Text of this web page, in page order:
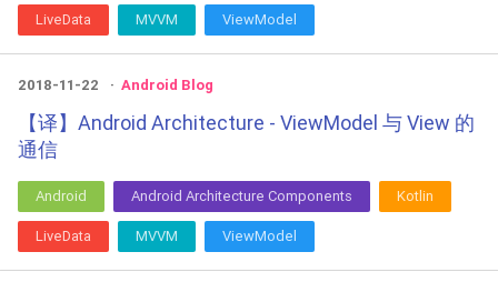
LiveData MVVM ViewModel
2018-11-22 Android Blog
【译】Android Architecture - ViewModel 与 View 的
通信
Android Android Architecture Components Kotlin
LiveData MVVM ViewModel